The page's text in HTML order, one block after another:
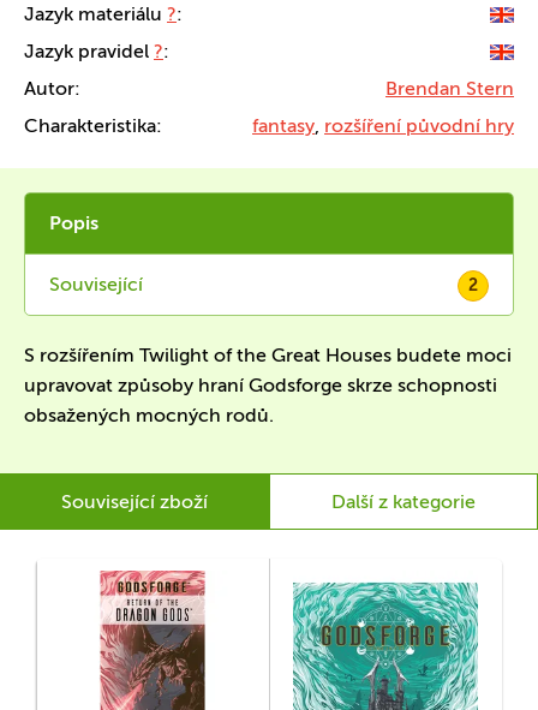
Jazyk materiálu ?:
Jazyk pravidel ?:
Autor:
Brendan Stern
Charakteristika:
fantasy, rozšíření původní hry
Popis
Související 2
S rozšířením Twilight of the Great Houses budete moci
upravovat způsoby hraní Godsforge skrze schopnosti
obsažených mocných rodů.
Související zboží Další z kategorie